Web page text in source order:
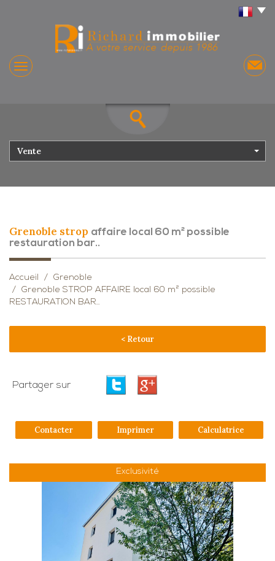
Vente
grenoble strop affaire local 60 m² possible
restauration bar..
Accueil
Grenoble
Grenoble STROP AFFAIRE local 60 m² possible
RESTAURATION BAR..
< Retour
Partager sur
Contacter Imprimer Calculatrice
Exclusivité